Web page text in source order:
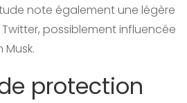
note également une légère
possiblement influencée
Musk.
protection